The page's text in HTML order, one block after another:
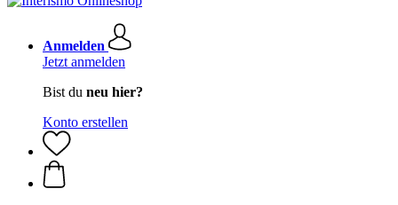
Anmelden
Jetzt anmelden
Bist du neu hier?
Konto erstellen